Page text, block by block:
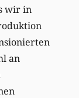
wir in
an